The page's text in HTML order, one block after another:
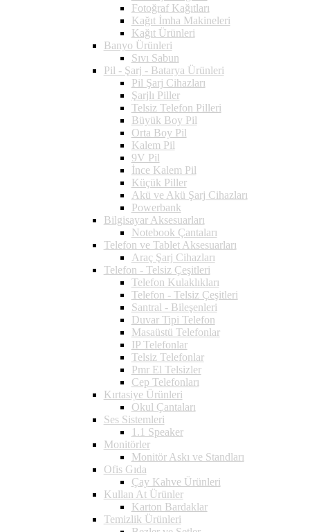
Fotoğraf Kağıtları
Kağıt İmha Makineleri
Kağıt Ürünleri
Banyo Ürünleri
Sıvı Sabun
Pil - Şarj - Batarya Ürünleri
Pil Şarj Cihazları
Şarjlı Piller
Telsiz Telefon Pilleri
Büyük Boy Pil
Orta Boy Pil
Kalem Pil
9V Pil
İnce Kalem Pil
Küçük Piller
Akü ve Akü Şarj Cihazları
Powerbank
Bilgisayar Aksesuarları
Notebook Çantaları
Telefon ve Tablet Aksesuarları
Araç Şarj Cihazları
Telefon - Telsiz Çeşitleri
Telefon Kulaklıkları
Telefon - Telsiz Çeşitleri
Santral - Bileşenleri
Duvar Tipi Telefon
Masaüstü Telefonlar
IP Telefonlar
Telsiz Telefonlar
Pmr El Telsizler
Cep Telefonları
Kırtasiye Ürünleri
Okul Çantaları
Ses Sistemleri
1.1 Speaker
Monitörler
Monitör Askı ve Standları
Ofis Gıda
Çay Kahve Ürünleri
Kullan At Ürünler
Karton Bardaklar
Temizlik Ürünleri